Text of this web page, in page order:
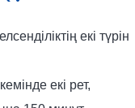
екі түрін
екі рет,